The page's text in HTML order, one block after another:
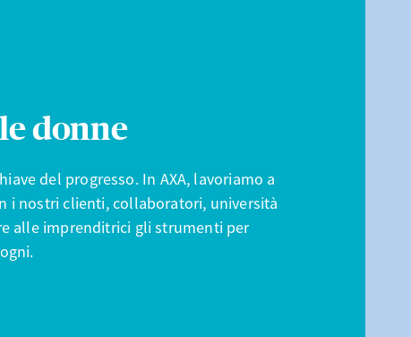
donne
del progresso. In AXA, lavoriamo a
i nostri clienti, collaboratori, università
alle imprenditrici gli strumenti per